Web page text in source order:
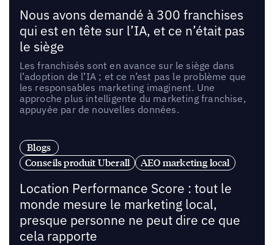
Nous avons demandé à 300 franchises
qui est en tête sur l’IA, et ce n’était pas
le siège
Les franchisés sont en avance sur le siège dans
l’adoption de l’IA ; et ce n’est pas le problème que
les responsables marketing imaginent. Une
approche plus intelligente du marketing franchise,
appuyée par de nouvelles données.
Blogs
Conseils produit Uberall
AEO marketing local
Location Performance Score : tout le
monde mesure le marketing local,
presque personne ne peut dire ce que
cela rapporte